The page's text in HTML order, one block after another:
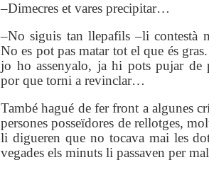
–Dimecres et vares precipitar…
–No siguis tan llepafils–li contestà
No es pot pas matar tot el que és
jo ho assenyalo, ja hi pots pujar de
por que torni a revinclar…
També hagué de fer front a algunes
persones posseïdores de rellotges,
li digueren que no tocava mai les
vegades els minuts li passaven per